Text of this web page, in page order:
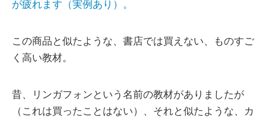
が疲れます（実例あり）。
この商品と似たような、書店では買えない、ものすご
く高い教材。
昔、リンガフォンという名前の教材がありましたが
（これは買ったことはない）、それと似たような、カ